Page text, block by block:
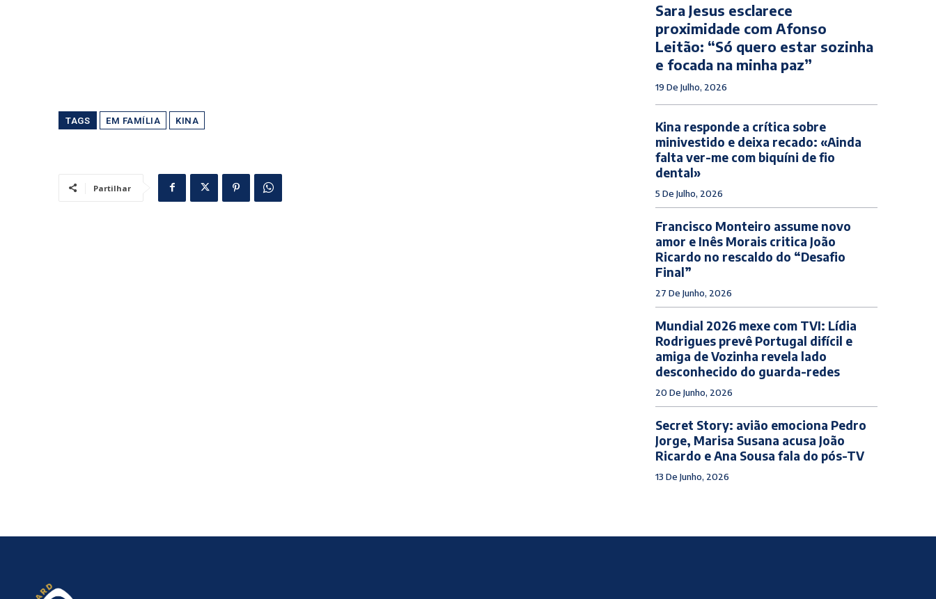
TAGS EM FAMÍLIA KINA
Partilhar
Sara Jesus esclarece
proximidade com Afonso
Leitão: “Só quero estar sozinha
e focada na minha paz”
19 De Julho, 2026
Kina responde a crítica sobre
minivestido e deixa recado: «Ainda
falta ver-me com biquíni de fio
dental»
5 De Julho, 2026
Francisco Monteiro assume novo
amor e Inês Morais critica João
Ricardo no rescaldo do “Desafio
Final”
27 De Junho, 2026
Mundial 2026 mexe com TVI: Lídia
Rodrigues prevê Portugal difícil e
amiga de Vozinha revela lado
desconhecido do guarda-redes
20 De Junho, 2026
Secret Story: avião emociona Pedro
Jorge, Marisa Susana acusa João
Ricardo e Ana Sousa fala do pós-TV
13 De Junho, 2026